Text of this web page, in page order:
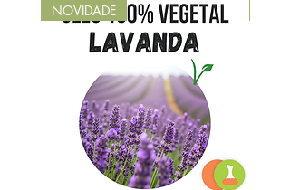
NOVIDADE